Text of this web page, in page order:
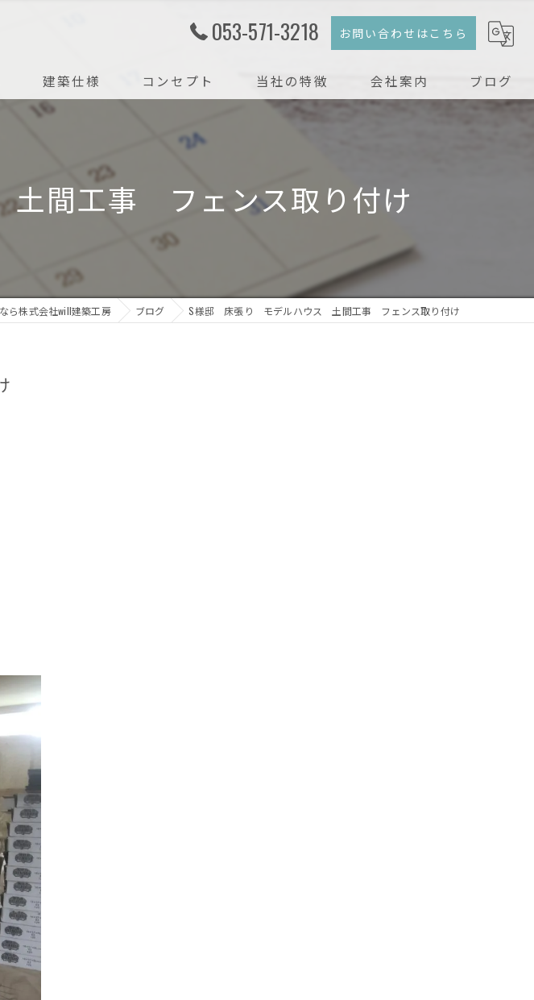
053-571-3218 お問い合わせはこちら
建築仕様 コンセプト 当社の特徴
戸建て
リノベーション
会社案内 ブログ
間工事 フェンス取り付け
ら株式会社will建築工房 ブログ S様邸 床張り モデルハウス 土間工事 フェンス取り付け